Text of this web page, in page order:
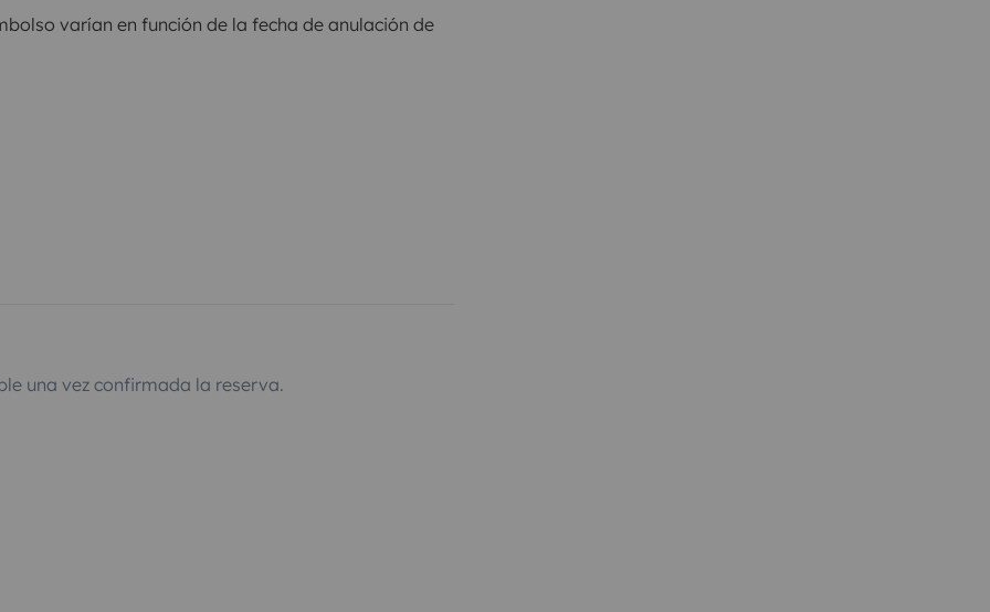
varían en función de la fecha de anulación de
una vez confirmada la reserva.